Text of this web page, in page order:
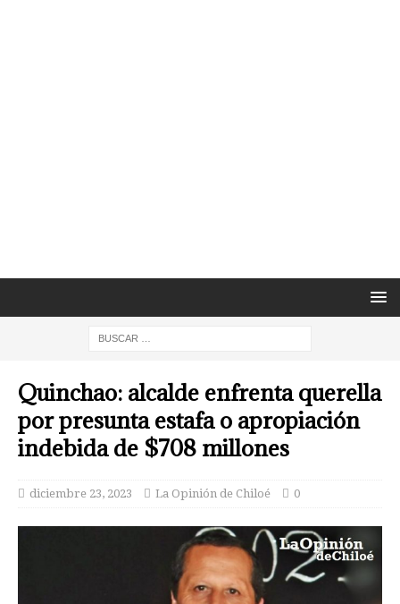
Quinchao: alcalde enfrenta querella
por presunta estafa o apropiación
indebida de $708 millones
diciembre 23, 2023 La Opinión de Chiloé 0